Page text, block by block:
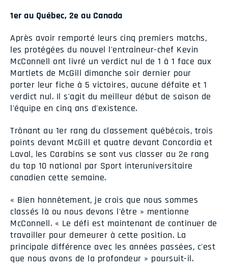
1er au Québec, 2e au Canada
Après avoir remporté leurs cinq premiers matchs,
les protégées du nouvel l'entraîneur-chef Kevin
McConnell ont livré un verdict nul de 1 à 1 face aux
Martlets de McGill dimanche soir dernier pour
porter leur fiche à 5 victoires, aucune défaite et 1
verdict nul. Il s'agit du meilleur début de saison de
l'équipe en cinq ans d'existence.
Trônant au 1er rang du classement québécois, trois
points devant McGill et quatre devant Concordia et
Laval, les Carabins se sont vus classer au 2e rang
du top 10 national par Sport interuniversitaire
canadien cette semaine.
« Bien honnêtement, je crois que nous sommes
classés là ou nous devons l'être » mentionne
McConnell. « Le défi est maintenant de continuer de
travailler pour demeurer à cette position. La
principale différence avec les années passées, c'est
que nous avons de la profondeur » poursuit-il.